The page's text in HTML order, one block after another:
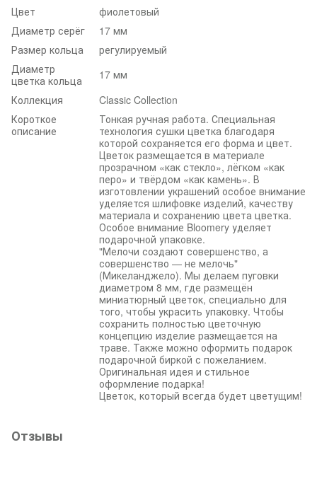
Цвет
фиолетовый
Диаметр серёг
17 мм
Размер кольца
регулируемый
Диаметр
цветка кольца
17 мм
Коллекция
Classic Collection
Короткое
описание
Тонкая ручная работа. Специальная
технология сушки цветка благодаря
которой сохраняется его форма и цвет.
Цветок размещается в материале
прозрачном «как стекло», лёгком «как
перо» и твёрдом «как камень». В
изготовлении украшений особое внимание
уделяется шлифовке изделий, качеству
материала и сохранению цвета цветка.
Особое внимание Bloomery уделяет
подарочной упаковке.
"Мелочи создают совершенство, а
совершенство — не мелочь"
(Микеланджело). Мы делаем пуговки
диаметром 8 мм, где размещён
миниатюрный цветок, специально для
того, чтобы украсить упаковку. Чтобы
сохранить полностью цветочную
концепцию изделие размещается на
траве. Также можно оформить подарок
подарочной биркой с пожеланием.
Оригинальная идея и стильное
оформление подарка!
Цветок, который всегда будет цветущим!
Отзывы